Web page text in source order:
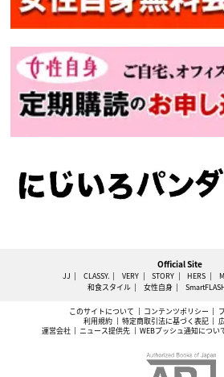
Official Site
JJ CLASSY. VERY STORY HERS
和食スタイル
女性自身
このサイトについて コンテンツポリシー
利用規約
特定商取引法に基づく表記
運営会社
ニュース提供先 WEBプッシュ通知につい